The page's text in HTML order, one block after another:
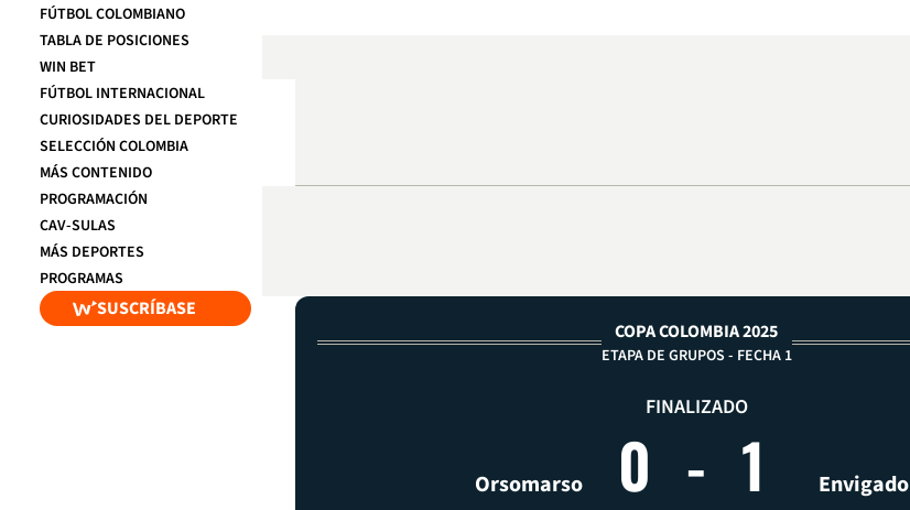
FÚTBOL COLOMBIANO
TABLA DE POSICIONES
WIN BET
FÚTBOL INTERNACIONAL
CURIOSIDADES DEL DEPORTE
SELECCIÓN COLOMBIA
MÁS CONTENIDO
PROGRAMACIÓN
CAV-SULAS
MÁS DEPORTES
PROGRAMAS
SUSCRÍBASE
COPA COLOMBIA 2025
ETAPA DE GRUPOS - FECHA 1
Orsomarso
FINALIZADO
0 - 1 Envigado